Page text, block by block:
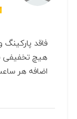
فاقد
اضافه هر ساعت ۲ هزار جمعا ۳روز ۱۵۰